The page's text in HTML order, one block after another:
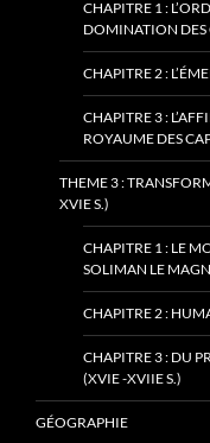
CHAPITRE 1 :
DOMINATION DES
CHAPITRE 2 :
CHAPITRE 3 :
ROYAUME DES
THEME 3 :
XVIE S.)
CHAPITRE 1 : LE
SOLIMAN LE
CHAPITRE 2 :
CHAPITRE 3 : DU
(XVIE -XVIIE S.)
GÉOGRAPHIE